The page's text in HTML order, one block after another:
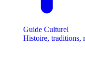
Guide Culturel
Histoire, traditions,